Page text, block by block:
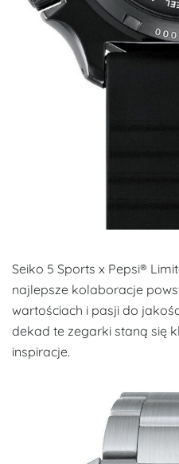
Seiko 5 Sports x Pepsi®
najlepsze kolaboracje
wartościach i pasji do
dekad te zegarki staną się
inspiracje.